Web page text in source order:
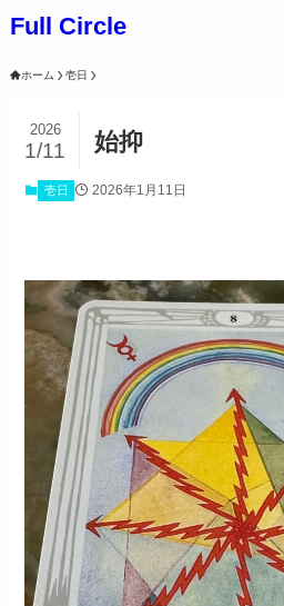
Full Circle
ホーム 壱日
始抑
2026
1/11
壱日 2026年1月11日